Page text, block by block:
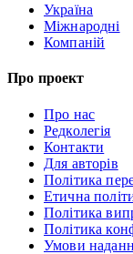
Україна
Міжнародні
Компаній
Про проект
Про нас
Редколегія
Контакти
Для авторів
Політика
Етична
Політика
Політика
Умови